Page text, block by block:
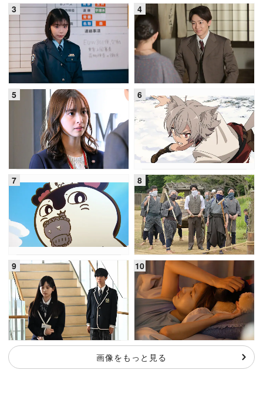
画像をもっと見る